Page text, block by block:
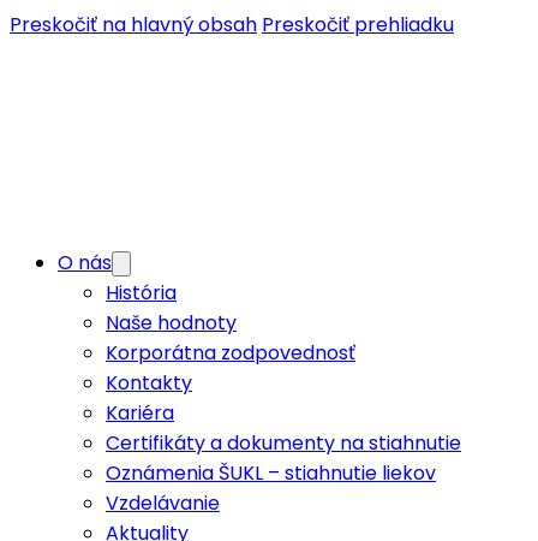
Preskočiť na hlavný obsah Preskočiť prehliadku
O nás
História
Naše hodnoty
Korporátna zodpovednosť
Kontakty
Kariéra
Certifikáty a dokumenty na stiahnutie
Oznámenia ŠUKL – stiahnutie liekov
Vzdelávanie
Aktuality